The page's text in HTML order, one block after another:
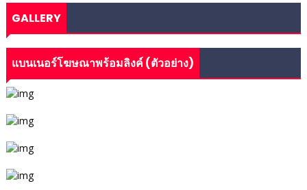
GALLERY
แบนเนอร์โฆษณาพร้อมลิงค์ (ตัวอย่าง)